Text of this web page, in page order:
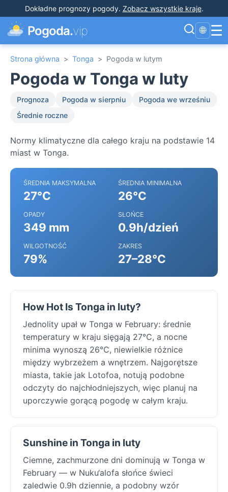
Dokładne prognozy pogody. Zobacz wszystkie kraje.
Pogoda.vip 🌐 ☰
Strona główna > Tonga > Pogoda w lutym
Pogoda w Tonga w luty
Prognoza Pogoda w sierpniu
Pogoda we wrześniu
Średnie roczne
Normy klimatyczne dla całego kraju na podstawie 14
miast w Tonga.
ŚREDNIA MAKSYMALNA
27°C
ŚREDNIA MINIMALNA
26°C
OPADY
349 mm
SŁOŃCE
0.9h/dzień
WILGOTNOŚĆ
79%
ZAKRES
27–28°C
How Hot Is Tonga in luty?
Jednolity upał w Tonga w February: średnie
temperatury w kraju sięgają 27°C, a nocne
minima wynoszą 26°C, niewielkie różnice
między wybrzeżem a wnętrzem. Najgorętsze
miasta, takie jak Lotofoa, notują podobne
odczyty do najchłodniejszych, więc planuj na
uporczywie gorącą pogodę w całym kraju.
Sunshine in Tonga in luty
Ciemne, zachmurzone dni dominują w Tonga w
February — w Nuku‘alofa słońce świeci
zaledwie 0.9h dziennie, a podobny wzór